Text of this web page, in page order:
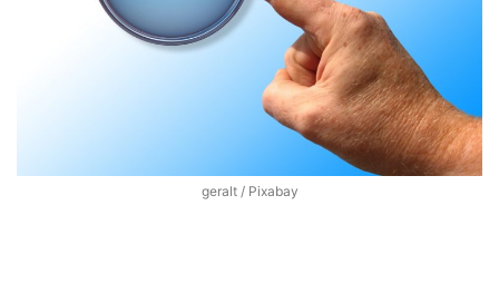
geralt / Pixabay